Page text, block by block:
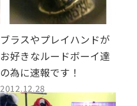
ブラスやプレイハンドが
お好きなルードボーイ達
の為に速報です！
2012.12.28